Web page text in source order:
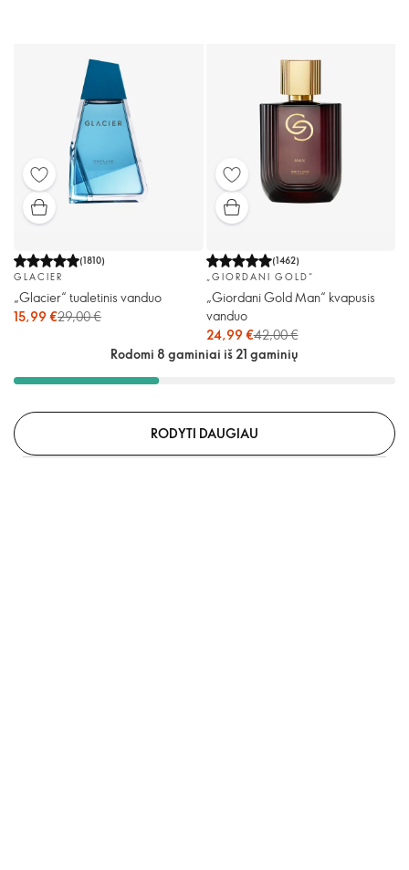
(1810)
GLACIER
„Glacier“ tualetinis vanduo
15,99 €29,00 €
(1462)
„GIORDANI GOLD“
„Giordani Gold Man“ kvapusis
vanduo
24,99 €42,00 €
Rodomi 8 gaminiai iš 21 gaminių
RODYTI DAUGIAU